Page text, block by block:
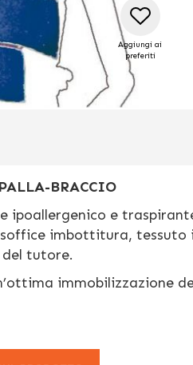
Aggiungi ai
preferiti
BRACCIO
ipoallergenico e
imbottitura, tessuto
tutore.
immobilizzazione